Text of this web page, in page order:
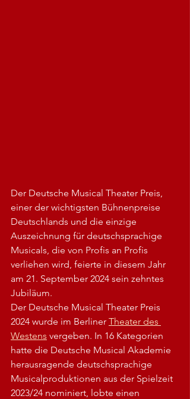
Der Deutsche Musical Theater Preis,
einer der wichtigsten Bühnenpreise
Deutschlands und die einzige
Auszeichnung für deutschsprachige
Musicals, die von Profis an Profis
verliehen wird, feierte in diesem Jahr
am 21. September 2024 sein zehntes
Jubiläum.
Der Deutsche Musical Theater Preis
2024 wurde im Berliner Theater des
Westens vergeben. In 16 Kategorien
hatte die Deutsche Musical Akademie
herausragende deutschsprachige
Musicalproduktionen aus der Spielzeit
2023/24 nominiert, lobte einen